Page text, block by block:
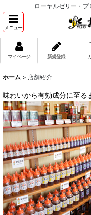
ローヤルゼリー・
メニュー
マイページ 新規登録
ホーム > 店舗紹介
味わいから有効成分に至る